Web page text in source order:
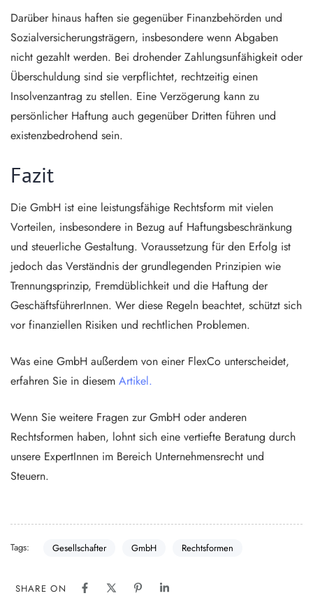
Darüber hinaus haften sie gegenüber Finanzbehörden und
Sozialversicherungsträgern, insbesondere wenn Abgaben
nicht gezahlt werden. Bei drohender Zahlungsunfähigkeit oder
Überschuldung sind sie verpflichtet, rechtzeitig einen
Insolvenzantrag zu stellen. Eine Verzögerung kann zu
persönlicher Haftung auch gegenüber Dritten führen und
existenzbedrohend sein.
Fazit
Die GmbH ist eine leistungsfähige Rechtsform mit vielen
Vorteilen, insbesondere in Bezug auf Haftungsbeschränkung
und steuerliche Gestaltung. Voraussetzung für den Erfolg ist
jedoch das Verständnis der grundlegenden Prinzipien wie
Trennungsprinzip, Fremdüblichkeit und die Haftung der
GeschäftsführerInnen. Wer diese Regeln beachtet, schützt sich
vor finanziellen Risiken und rechtlichen Problemen.
Was eine GmbH außerdem von einer FlexCo unterscheidet,
erfahren Sie in diesem Artikel.
Wenn Sie weitere Fragen zur GmbH oder anderen
Rechtsformen haben, lohnt sich eine vertiefte Beratung durch
unsere ExpertInnen im Bereich Unternehmensrecht und
Steuern.
Tags: Gesellschafter GmbH Rechtsformen
SHARE ON